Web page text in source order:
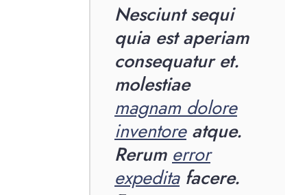
Nesciunt sequi
quia est aperiam
consequatur et.
molestiae
magnam dolore
inventoreatque.
Rerum error
expeditafacere.